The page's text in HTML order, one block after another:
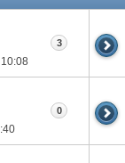
10:08
3
0